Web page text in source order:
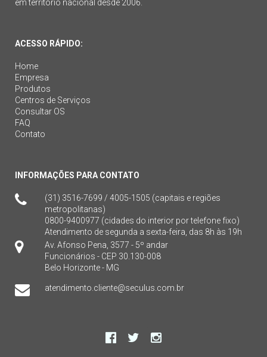
em território nacional desde 2006.
ACESSO RÁPIDO:
Home
Empresa
Produtos
Centros de Serviços
Consultar OS
FAQ
Contato
INFORMAÇÕES PARA CONTATO
(31) 3516-7699 / 4005-1505 (capitais e regiões
metropolitanas)
0800-9400977 (cidades do interior por telefone fixo)
Atendimento de segunda a sexta-feira, das 8h às 19h
Av. Afonso Pena, 3577 - 5º andar
Funcionários - CEP 30.130-008
Belo Horizonte - MG
atendimento.cliente@seculus.com.br